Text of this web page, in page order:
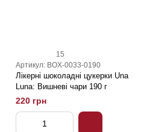
15
Артикул: BOX-0033-0190
Лікерні шоколадні цукерки Una
Luna: Вишневі чари 190 г
220 грн